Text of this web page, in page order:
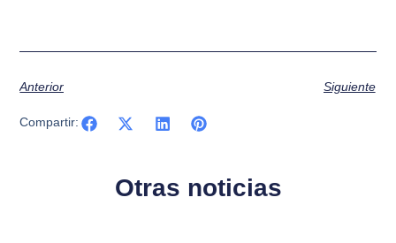
Anterior Siguiente
Compartir:
Otras noticias